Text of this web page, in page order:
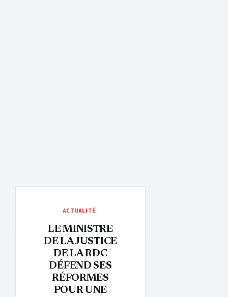
ACTUALITÉ
LE MINISTRE
DE LA JUSTICE
DE LA RDC
DÉFEND SES
RÉFORMES
POUR UNE